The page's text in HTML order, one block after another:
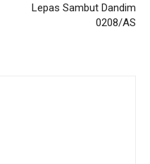
Lepas Sambut Dandim
0208/AS